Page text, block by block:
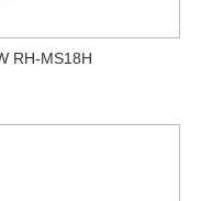
RH-MS18H